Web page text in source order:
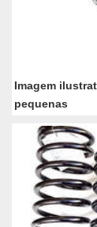
Imagem
pequenas